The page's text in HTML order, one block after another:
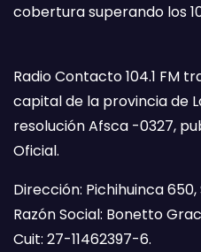
cobertura superando los
Radio Contacto 104.1 FM
capital de la provincia de
resolución Afsca -0327,
Oficial.
Dirección: Pichihuinca 650,
Razón Social: Bonetto
Cuit: 27-11462397-6.